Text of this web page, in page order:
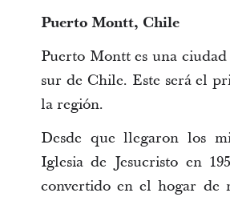
Puerto Montt, Chile
Puerto Montt es una
sur de Chile. Este será el
la región.
Desde que llegaron los
Iglesia de Jesucristo en
convertido en el hogar de